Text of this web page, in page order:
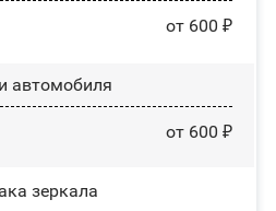
от 600 ₽
автомобиля
от 600 ₽
зеркала